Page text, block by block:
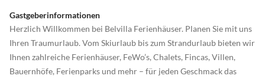
Gastgeberinformationen
Herzlich Willkommen bei Belvilla Ferienhäuser. Planen Sie mit uns
Ihren Traumurlaub. Vom Skiurlaub bis zum Strandurlaub bieten wir
Ihnen zahlreiche Ferienhäuser, FeWo’s, Chalets, Fincas, Villen,
Bauernhöfe, Ferienparks und mehr – für jeden Geschmack das